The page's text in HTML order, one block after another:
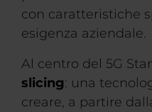
con caratteristiche
esigenza aziendale.
Al centro del 5G
slicing: una
creare, a partire